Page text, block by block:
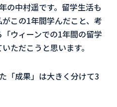
の中村遥です。留学生活も
この1年間学んだこと、考
ウィーンでの1年間の留学
ただこうと思います。
「成果」は大きく分けて3